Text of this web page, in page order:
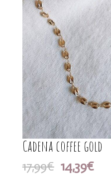
Cadena coffee gold
17,99€ El
precio
14,39€El